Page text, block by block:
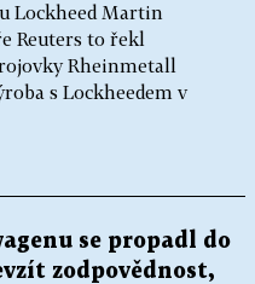
Lockheed Martin
Reuters to řekl
Rheinmetall
s Lockheedem v
se propadl do
zodpovědnost,